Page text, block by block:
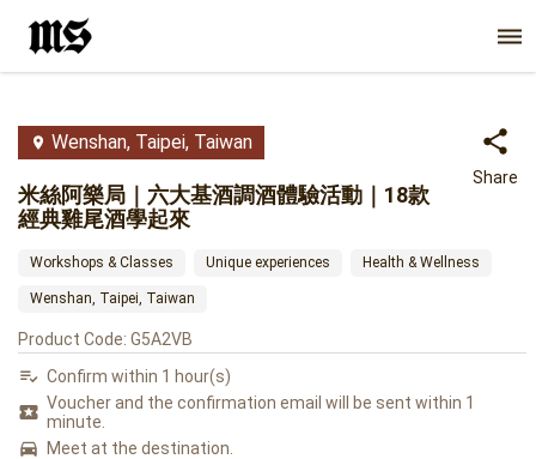
Wenshan, Taipei, Taiwan
米絲阿樂局｜六大基酒調酒體驗活動｜18款
經典雞尾酒學起來
Share
Workshops & Classes Unique experiences Health & Wellness
Wenshan, Taipei, Taiwan
Product Code: G5A2VB
Confirm within 1 hour(s)
Voucher and the confirmation email will be sent within 1
minute.
Meet at the destination.